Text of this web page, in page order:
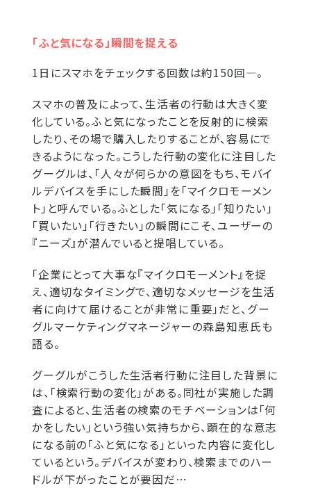
「ふと気になる」瞬間を捉える
1日にスマホをチェックする回数は約150回―。
スマホの普及によって、生活者の行動は大きく変
化している。ふと気になったことを反射的に検索
したり、その場で購入したりすることが、容易にで
きるようになった。こうした行動の変化に注目した
グーグルは、「人々が何らかの意図をもち、モバイ
ルデバイスを手にした瞬間」を「マイクロモーメン
ト」と呼んでいる。ふとした「気になる」「知りたい」
「買いたい」「行きたい」の瞬間にこそ、ユーザーの
『ニーズ』が潜んでいると提唱している。
「企業にとって大事な『マイクロモーメント』を捉
え、適切なタイミングで、適切なメッセージを生活
者に向けて届けることが非常に重要」だと、グー
グルマーケティングマネージャーの森島知恵氏も
語る。
グーグルがこうした生活者行動に注目した背景に
は、「検索行動の変化」がある。同社が実施した調
査によると、生活者の検索のモチベーションは「何
かをしたい」という強い気持ちから、顕在的な意志
になる前の「ふと気になる」といった内容に変化し
ているという。デバイスが変わり、検索までのハー
ドルが下がったことが要因だ…